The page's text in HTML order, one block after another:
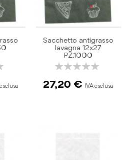
Sacchetto antigrasso
lavagna 12x27
PZ.1000
Rating:
27,20 €